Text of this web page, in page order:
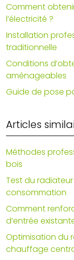
Comment
l’électricité ?
Installation
traditionnelle
Conditions
aménageables
Guide de pose
Articles
Méthodes
bois
Test du
consommation
Comment
d’entrée
Optimisation du
chauffage